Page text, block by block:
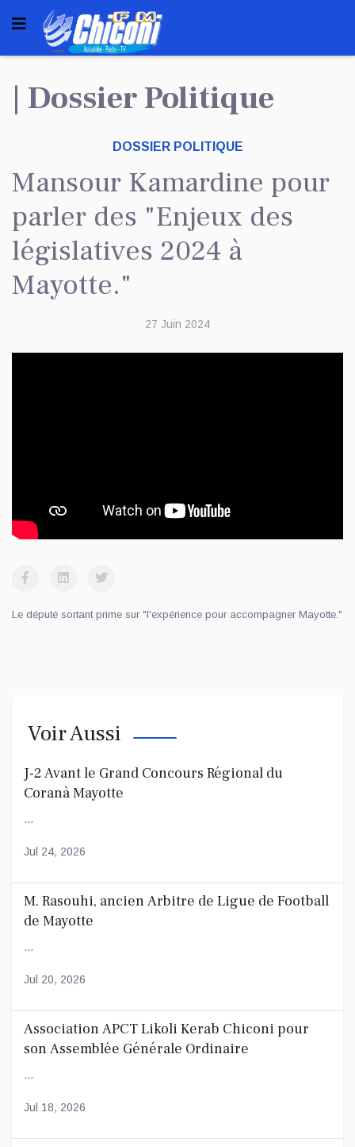
| Dossier Politique
DOSSIER POLITIQUE
Mansour Kamardine pour
parler des "Enjeux des
législatives 2024 à
Mayotte."
27 Juin 2024
Le député sortant prime sur "l'expérience pour accompagner Mayotte."
Voir Aussi
J-2 Avant le Grand Concours Régional du
Coranà Mayotte
...
Jul 24, 2026
M. Rasouhi, ancien Arbitre de Ligue de Football
de Mayotte
...
Jul 20, 2026
Association APCT Likoli Kerab Chiconi pour
son Assemblée Générale Ordinaire
...
Jul 18, 2026